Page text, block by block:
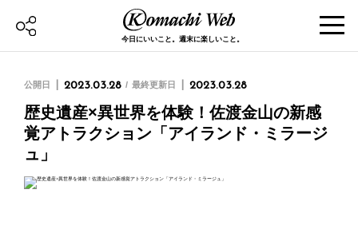
今日にいいこと。週末に楽しいこと。
公開日 2023.03.28 最終更新日 2023.03.28
歴史遺産×異世界を体験！佐渡金山の新感
覚アトラクション「アイランド・ミラージ
ュ」